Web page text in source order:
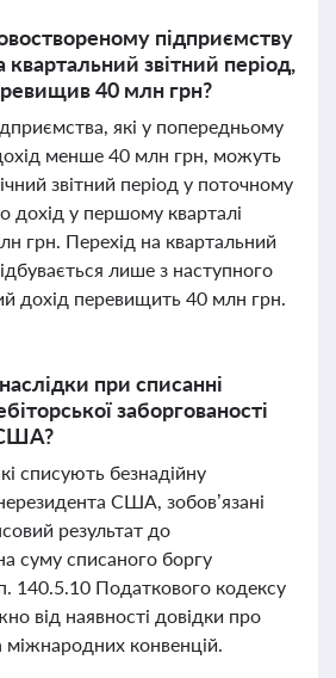
підприємству
звітний період,
40 млн грн?
які у попередньому
менше 40 млн грн, можуть
звітний період у поточному
дохід у першому кварталі
грн. Перехід на квартальний
лише з наступного
дохід перевищить 40 млн грн.
при списанні
заборгованості
списують безнадійну
США, зобов’язані
результат до
суму списаного боргу
140.5.10 Податкового кодексу
від наявності довідки про
міжнародних конвенцій.